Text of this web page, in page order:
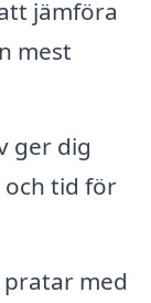
jämföra
mest
ger dig
tid för
med